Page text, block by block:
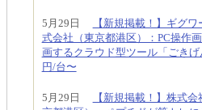
5月29日
【新規掲載！】ギグ
式会社（東京都港区）：PC操作
画するクラウド型ツール「ごき
円/台〜
5月29日
【新規掲載！】株式